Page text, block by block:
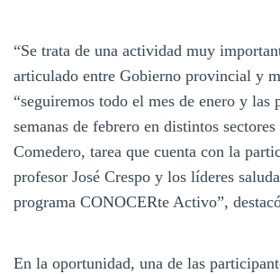
“Se trata de una actividad muy
articulado entre Gobierno provincial y
“seguiremos todo el mes de enero y las
semanas de febrero en distintos
Comedero, tarea que cuenta con la
profesor José Crespo y los líderes
programa CONOCERte Activo”,
En la oportunidad, una de las